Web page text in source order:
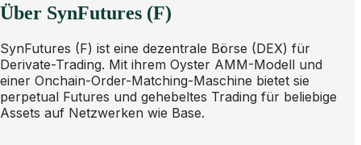
Über SynFutures (F)
SynFutures (F) ist eine dezentrale Börse (DEX) für
Derivate-Trading. Mit ihrem Oyster AMM-Modell und
einer Onchain-Order-Matching-Maschine bietet sie
perpetual Futures und gehebeltes Trading für beliebige
Assets auf Netzwerken wie Base.